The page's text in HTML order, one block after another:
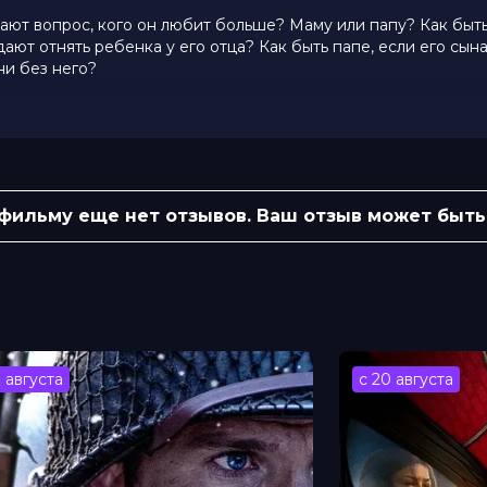
вопрос, кого он любит больше? Маму или папу? Как
отнять ребенка у его отца? Как быть папе, если его сына
без него?
делает так, как удобно ему. Ребенок соглашается,
Александра Ремизова
Александр Талал
еще нет отзывов. Ваш отзыв может
августа с 20 августа